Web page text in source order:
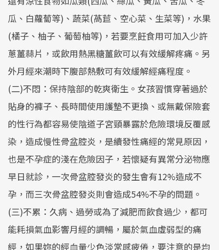
瓜、白蘿蔔等)、蔬菜(萵苣、空心菜、生菜等)，水果
(橘子、柚子、葡萄柚等)，若要烹飪食用可加入少許
蔥薑蒜片，或飲用熱黑糖薑飲可以有效緩解疼痛。另
外月經來潮時下腹部熱敷可有效緩解經痛程度。
(二)不悶：保持陰部的乾爽衛生。女孩習慣穿著過於
貼身的褲子、長時間使用護墊不更換、或無戴保險套
的性行為都容易使陰道子宮頸暴露於危險環境反覆感
染，造成慢性骨盆腔炎，是續發性痛經的常見原因，
也是不孕症的淺在危險因子，若懷疑有異常分泌物應
早日就診，一次骨盆腔發炎的發生會有12%造成不
孕，而三次骨盆腔發炎則會造成54%不孕的問題。
(三)不累：久病、過勞或為了減肥而飲食過少，都可
能耗損氣血影響月經的調暢，屬於氣血虛弱型的痛
經，如果妳的經血量少色淡常感疲倦，要注意的是均